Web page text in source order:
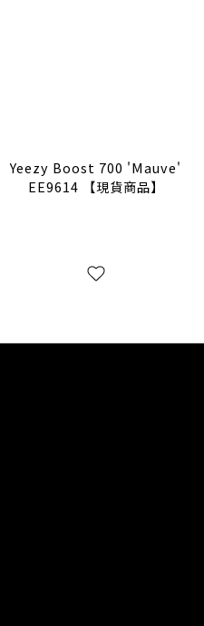
Yeezy Boost 700 'Mauve'
EE9614 【現貨商品】